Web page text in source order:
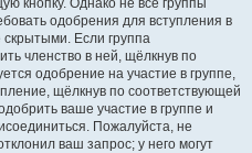
кнопку. Однако не все группы
одобрения для вступления в
Если группа
членство в ней, щёлкнув по
одобрение на участие в группе,
щёлкнув по соответствующей
ваше участие в группе и
Пожалуйста, не
ваш запрос; у него могут